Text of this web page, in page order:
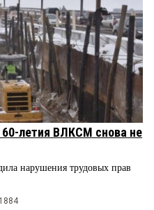
летия ВЛКСМ снова не
нарушения трудовых прав
1884